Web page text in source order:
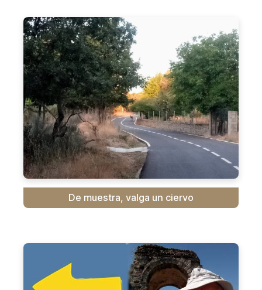
De muestra, valga un ciervo